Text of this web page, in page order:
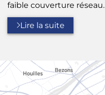
faible couverture réseau.
Lire la suite